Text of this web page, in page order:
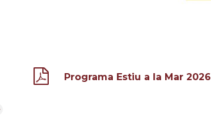
Programa Estiu a la Mar 2026